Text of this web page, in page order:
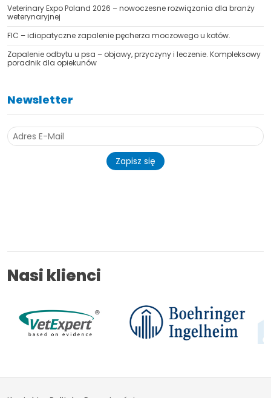
Veterinary Expo Poland 2026 – nowoczesne rozwiązania dla branży
weterynaryjnej
FIC – idiopatyczne zapalenie pęcherza moczowego u kotów.
Zapalenie odbytu u psa – objawy, przyczyny i leczenie. Kompleksowy
poradnik dla opiekunów
Newsletter
Zapisz się
Nasi klienci